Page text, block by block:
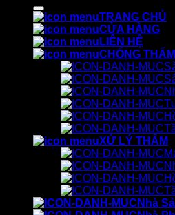
TRANG CHỦ
CỬA HÀNG
LIÊN HỆ
CHỐNG
XỬ LÝ THẤM
Nhà